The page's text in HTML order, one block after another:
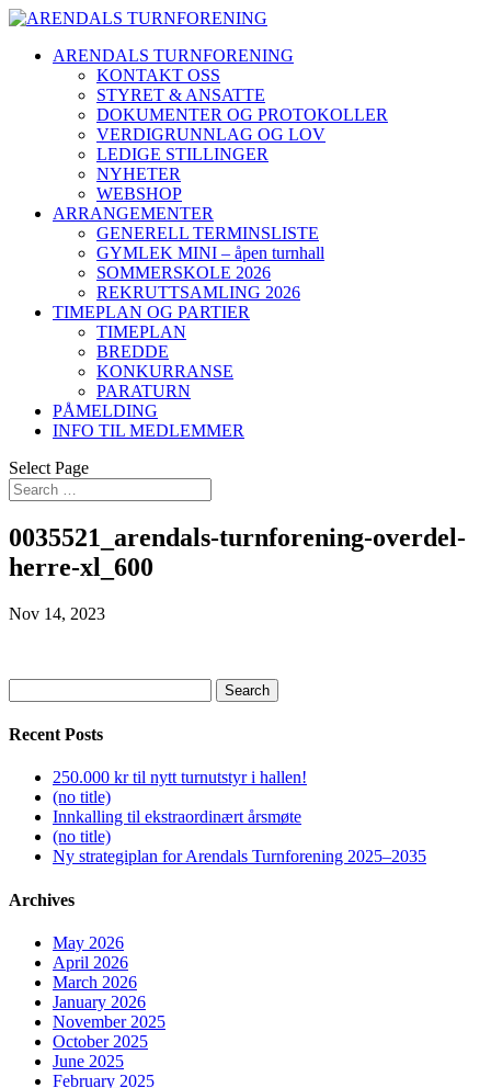
ARENDALS TURNFORENING
KONTAKT OSS
STYRET & ANSATTE
DOKUMENTER OG PROTOKOLLER
VERDIGRUNNLAG OG LOV
LEDIGE STILLINGER
NYHETER
WEBSHOP
ARRANGEMENTER
GENERELL TERMINSLISTE
GYMLEK MINI – åpen turnhall
SOMMERSKOLE 2026
REKRUTTSAMLING 2026
TIMEPLAN OG PARTIER
TIMEPLAN
BREDDE
KONKURRANSE
PARATURN
PÅMELDING
INFO TIL MEDLEMMER
Select Page
0035521_arendals-turnforening-overdel-
herre-xl_600
Nov 14, 2023
for:
Recent Posts
250.000 kr til nytt turnutstyr i hallen!
(no title)
Innkalling til ekstraordinært årsmøte
(no title)
Ny strategiplan for Arendals Turnforening 2025–2035
Archives
May 2026
April 2026
March 2026
January 2026
November 2025
October 2025
June 2025
February 2025